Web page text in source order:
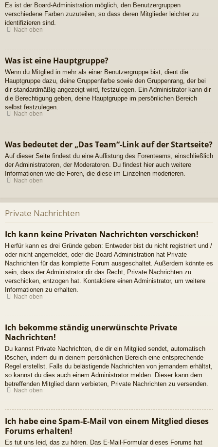
Es ist der Board-Administration möglich, den Benutzergruppen
verschiedene Farben zuzuteilen, so dass deren Mitglieder leichter zu
identifizieren sind.
Nach oben
Was ist eine Hauptgruppe?
Wenn du Mitglied in mehr als einer Benutzergruppe bist, dient die
Hauptgruppe dazu, deine Gruppenfarbe sowie den Gruppenrang, der bei
dir standardmäßig angezeigt wird, festzulegen. Ein Administrator kann dir
die Berechtigung geben, deine Hauptgruppe im persönlichen Bereich
selbst festzulegen.
Nach oben
Was bedeutet der „Das Team“-Link auf der Startseite?
Auf dieser Seite findest du eine Auflistung des Forenteams, einschließlich
der Administratoren, der Moderatoren. Du findest hier auch weitere
Informationen wie die Foren, die diese im Einzelnen moderieren.
Nach oben
Private Nachrichten
Ich kann keine Privaten Nachrichten verschicken!
Hierfür kann es drei Gründe geben: Entweder bist du nicht registriert und /
oder nicht angemeldet, oder die Board-Administration hat Private
Nachrichten für das komplette Forum ausgeschaltet. Außerdem könnte es
sein, dass der Administrator dir das Recht, Private Nachrichten zu
verschicken, entzogen hat. Kontaktiere einen Administrator, um weitere
Informationen zu erhalten.
Nach oben
Ich bekomme ständig unerwünschte Private
Nachrichten!
Du kannst Private Nachrichten, die dir ein Mitglied sendet, automatisch
löschen, indem du in deinem persönlichen Bereich eine entsprechende
Regel erstellst. Falls du belästigende Nachrichten von jemandem erhältst,
so kannst du dies auch einem Administrator melden. Dieser kann dem
betreffenden Mitglied dann verbieten, Private Nachrichten zu versenden.
Nach oben
Ich habe eine Spam-E-Mail von einem Mitglied dieses
Forums erhalten!
Es tut uns leid, das zu hören. Das E-Mail-Formular dieses Forums hat